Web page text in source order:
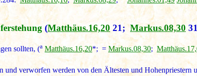
(Matthäus.16,20 21;Markus.08,30
sollten, (a Matthäus.16,20*; = Markus.08,30;
verworfen werden von den Ältesten und Hohenpriestern